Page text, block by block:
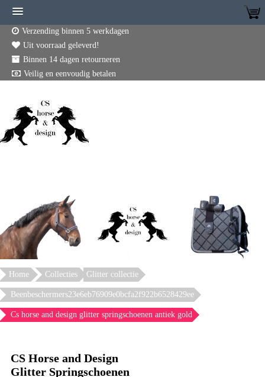
Verzending binnen 5 werkdagen
Uit voorraad geleverd!
Binnen 14 dagen retourneren
Veilig en eenvoudig betalen
Home Collecties Glitter collectie
Beenbeschermers23e6eb76909e0bcfa2f922b6528429ee
Cs horse and design glitter springschoenen antiek gold
CS Horse and Design
Glitter Springschoenen